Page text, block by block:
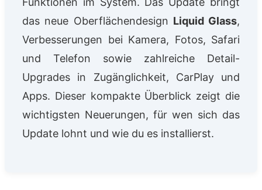
das neue Oberflächendesign Liquid Glass,
Verbesserungen bei Kamera, Fotos, Safari
und Telefon sowie zahlreiche Detail-
Upgrades in Zugänglichkeit, CarPlay und
Apps. Dieser kompakte Überblick zeigt die
wichtigsten Neuerungen, für wen sich das
Update lohnt und wie du es installierst.